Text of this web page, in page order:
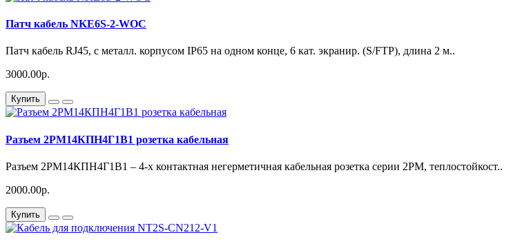
Патч кабель NKE6S-2-WOC
Патч кабель RJ45, с металл. корпусом IP65 на одном конце, 6 кат. экранир. (S/FTP), длина 2 м..
3000.00р.
Купить
Разъем 2РМ14КПН4Г1В1 розетка кабельная
Разъем 2РМ14КПН4Г1В1 – 4-х контактная негерметичная кабельная розетка серии 2РМ, теплостойкост..
2000.00р.
Купить